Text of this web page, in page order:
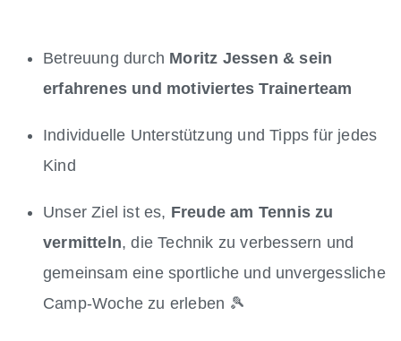
Betreuung durch Moritz Jessen & sein
erfahrenes und motiviertes Trainerteam
Individuelle Unterstützung und Tipps für jedes
Kind
Unser Ziel ist es, Freude am Tennis zu
vermitteln, die Technik zu verbessern und
gemeinsam eine sportliche und unvergessliche
Camp-Woche zu erleben 🎾